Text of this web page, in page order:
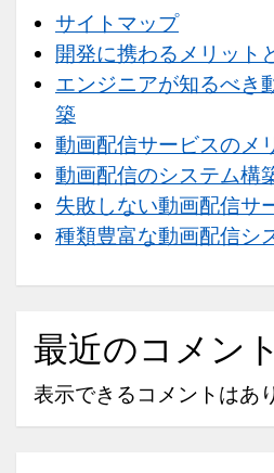
テ
ム
の
発
案
件
サイトマップ
開発に携わるメリット
エンジニアが知るべき
築
動画配信サービスのメ
動画配信のシステム構
失敗しない動画配信サ
種類豊富な動画配信シ
最近のコメント
表示できるコメントはあ